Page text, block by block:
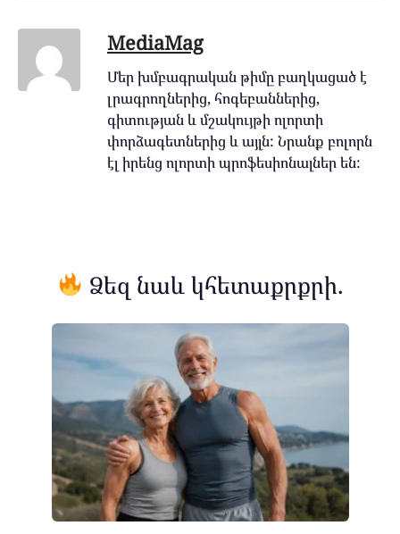
MediaMag
Մեր խմբագրական թիմը բաղկացած է
լրագրողներից, հոգեբաններից,
գիտության և մշակույթի ոլորտի
փորձագետներից և այլն: Նրանք բոլորն
էլ իրենց ոլորտի պրոֆեսիոնալներ են:
Ձեզ նաև կհետաքրքրի.